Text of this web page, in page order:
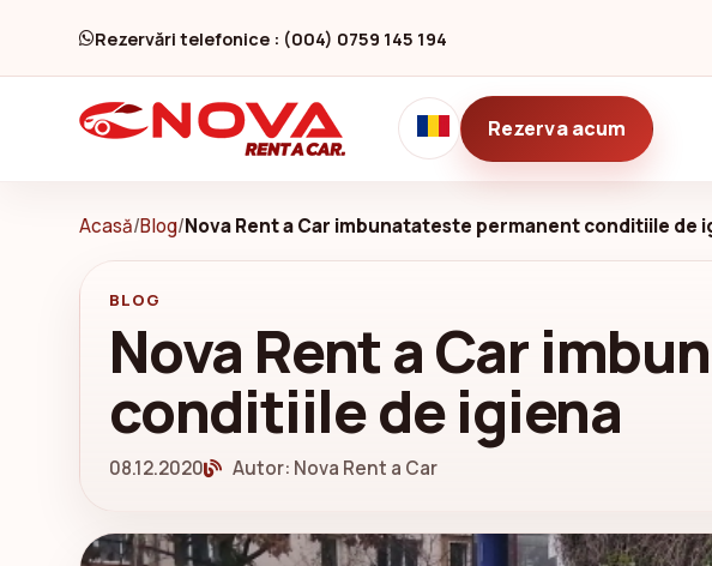
Rezervări telefonice : (004) 0759 145 194
Rezerva acum
Acasă/Blog/Nova Rent a Car imbunatateste permanent conditiile de
BLOG
Nova Rent a Car
conditiile de igiena
08.12.2020 Autor: Nova Rent a Car